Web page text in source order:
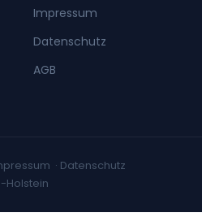
Impressum
Datenschutz
AGB
· Datenschutz
Holstein